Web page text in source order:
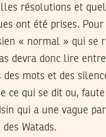
résolutions et
ont été prises.
« normal » qui se
devra donc lire
des mots et des
ce qui se dit ou,
qui a une vague
Watads.